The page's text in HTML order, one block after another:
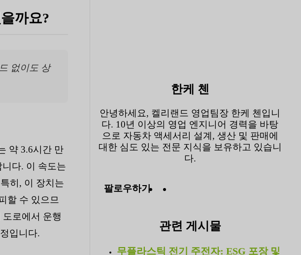
까요?
없이도 상
약 3.6시간 만
다. 이 속도는
히, 이 장치는
할 수 있으므
로에서 운행
입니다.
한케 첸
안녕하세요, 켈리랜드 영업팀장 한케 첸입니
다. 10년 이상의 영업 엔지니어 경력을 바탕
으로 자동차 액세서리 설계, 생산 및 판매에
대한 심도 있는 전문 지식을 보유하고 있습니
다.
팔로우하기
관련 게시물
무플라스틱 전기 주전자: ESG 포장 및